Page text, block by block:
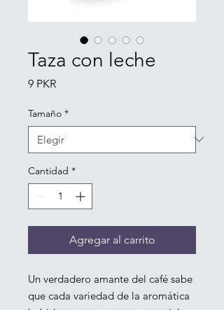
Taza con leche
9 PKRPrecio
Tamaño *
Cantidad *
Agregar al carrito
Un verdadero amante del café sabe
que cada variedad de la aromática